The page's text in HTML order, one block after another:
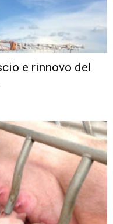
e rinnovo del